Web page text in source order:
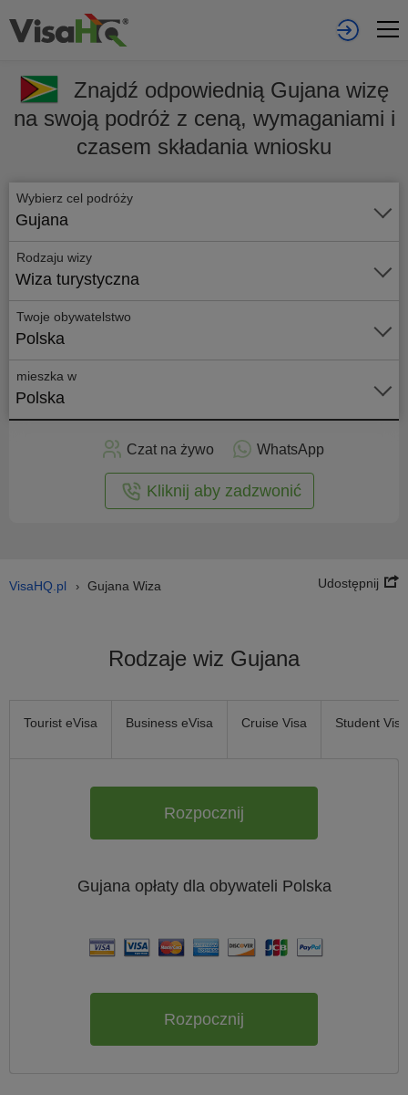
Znajdź odpowiednią Gujana wizę
na swoją podróż z ceną, wymaganiami i
czasem składania wniosku
Wybierz cel podróży
Gujana
Rodzaju wizy
Wiza turystyczna
Twoje obywatelstwo
Polska
mieszka w
Polska
Złóż
Czat na żywo WhatsApp
Kliknij aby zadzwonić
VisaHQ.pl › Gujana Wiza Udostępnij
Rodzaje wiz Gujana
Tourist eVisa Business eVisa Cruise Visa Student Visa
Rozpocznij
Gujana opłaty dla obywateli Polska
Rozpocznij